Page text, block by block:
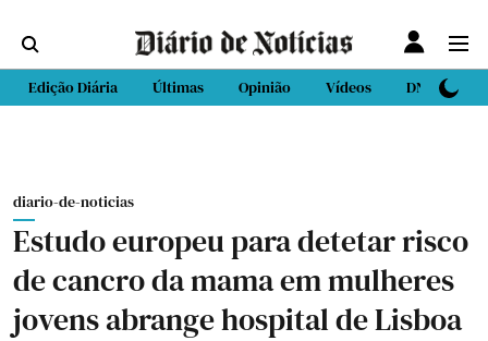
Edição Diária Últimas Opinião Vídeos DN Sport
diario-de-noticias
Estudo europeu para detetar risco
de cancro da mama em mulheres
jovens abrange hospital de Lisboa